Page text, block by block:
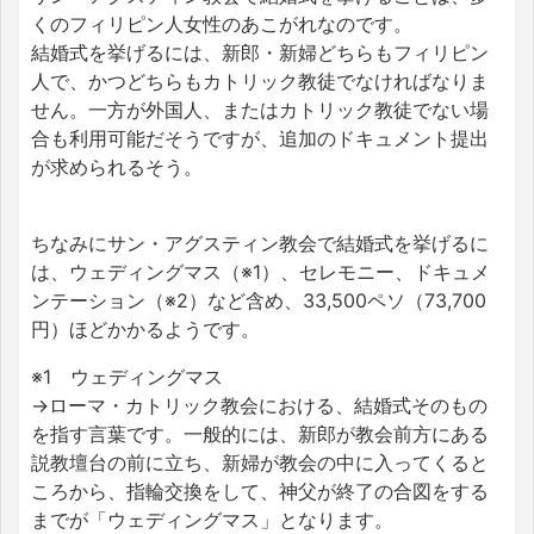
くのフィリピン人女性のあこがれなのです。
結婚式を挙げるには、新郎・新婦どちらもフィリピン
人で、かつどちらもカトリック教徒でなければなりま
せん。一方が外国人、またはカトリック教徒でない場
合も利用可能だそうですが、追加のドキュメント提出
が求められるそう。
ちなみにサン・アグスティン教会で結婚式を挙げるに
は、ウェディングマス（※1）、セレモニー、ドキュメ
ンテーション（※2）など含め、33,500ペソ（73,700
円）ほどかかるようです。
※1 ウェディングマス
→ローマ・カトリック教会における、結婚式そのもの
を指す言葉です。一般的には、新郎が教会前方にある
説教壇台の前に立ち、新婦が教会の中に入ってくると
ころから、指輪交換をして、神父が終了の合図をする
までが「ウェディングマス」となります。